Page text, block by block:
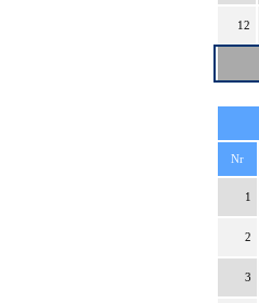
12
Nr
1
2
3